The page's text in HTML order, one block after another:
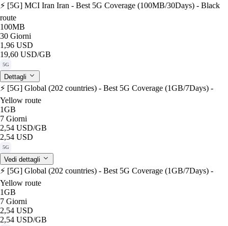
⚡️ [5G] MCI Iran Iran - Best 5G Coverage (100MB/30Days) - Black
route
100MB
30 Giorni
1,96 USD
19,60 USD/GB
5G
Dettagli
⚡️ [5G] Global (202 countries) - Best 5G Coverage (1GB/7Days) -
Yellow route
1GB
7 Giorni
2,54 USD/GB
2,54 USD
5G
Vedi dettagli
⚡️ [5G] Global (202 countries) - Best 5G Coverage (1GB/7Days) -
Yellow route
1GB
7 Giorni
2,54 USD
2,54 USD/GB